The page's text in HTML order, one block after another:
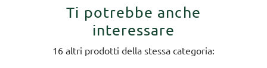
Ti potrebbe anche
interessare
16 altri prodotti della stessa categoria: